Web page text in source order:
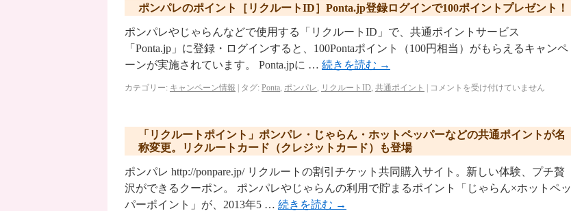
ポンパレのポイント［リクルートID］Ponta.jp登録ログインで100ポイントプレゼント！
ポンパレやじゃらんなどで使用する「リクルートID」で、共通ポイントサービス
「Ponta.jp」に登録・ログインすると、100Pontaポイント（100円相当）がもらえるキャンペ
ーンが実施されています。 Ponta.jpに … 続きを読む →
カテゴリー: キャンペーン情報 タグ: Ponta, ポンパレ, リクルートID, 共通ポイント コメントを受け付けていません
「リクルートポイント」ポンパレ・じゃらん・ホットペッパーなどの共通ポイントが名
称変更。リクルートカード（クレジットカード）も登場
ポンパレ http://ponpare.jp/ リクルートの割引チケット共同購入サイト。新しい体験、プチ贅
沢ができるクーポン。 ポンパレやじゃらんの利用で貯まるポイント「じゃらん×ホットペッ
パーポイント」が、2013年5 … 続きを読む →